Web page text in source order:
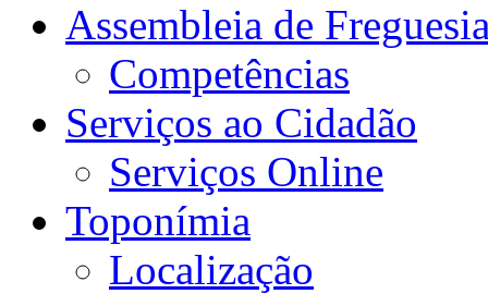
Assembleia de
Competências
Serviços ao Cidadão
Serviços Online
Toponímia
Localização